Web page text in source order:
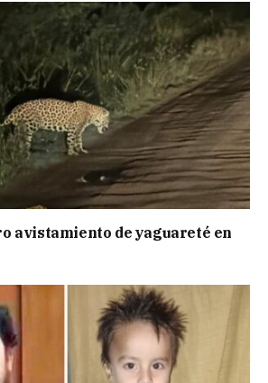
avistamiento de yaguareté en